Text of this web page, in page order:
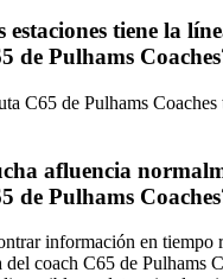
estaciones tiene la
de Pulhams
C65 de Pulhams Coaches
afluencia
de Pulhams
información en tiempo
del coach C65 de Pulhams